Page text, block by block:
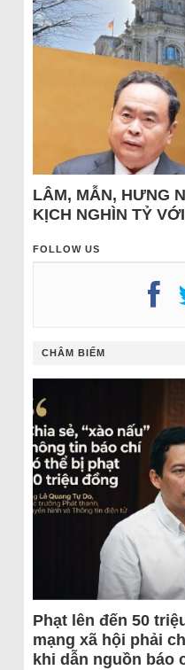
LÂM, MẪN, HƯNG
KỊCH NGHÌN TỶ
FOLLOW US
CHÂM BIẾM
Phạt lên đến 50
mạng xã hội phải
khi dẫn nguồn báo